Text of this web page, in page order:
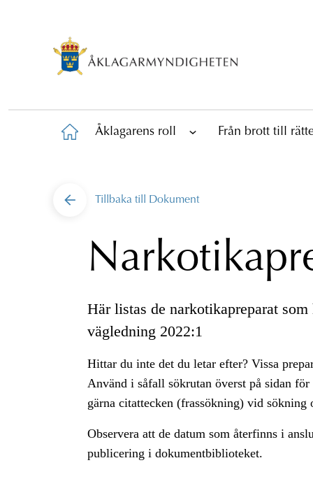
Åklagarens roll Från brott till
Tillbaka till Dokument
Här listas de narkotikapreparat
vägledning 2022:1
Hittar du inte det du letar efter? Vissa
Använd i såfall sökrutan överst på sidan
gärna citattecken (frassökning) vid
Observera att de datum som återfinns i
publicering i dokumentbiblioteket.